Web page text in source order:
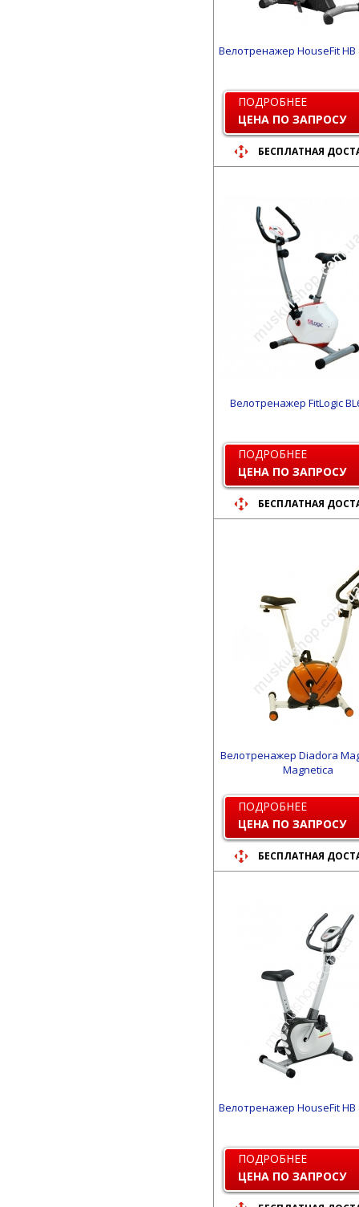
Велотренажер HouseFit HB
ПОДРОБНЕЕ
ЦЕНА ПО ЗАПРОСУ
БЕСПЛАТНАЯ
Велотренажер FitLogic
ПОДРОБНЕЕ
ЦЕНА ПО ЗАПРОСУ
БЕСПЛАТНАЯ
Велотренажер Diadora
Magnetica
ПОДРОБНЕЕ
ЦЕНА ПО ЗАПРОСУ
БЕСПЛАТНАЯ
Велотренажер HouseFit HB
ПОДРОБНЕЕ
ЦЕНА ПО ЗАПРОСУ